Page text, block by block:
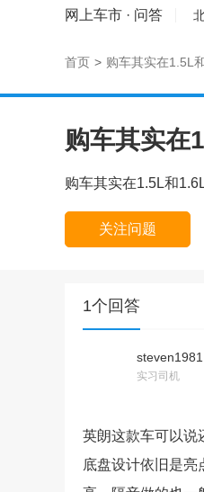
网上车市 · 问答
首页 > 购车其实在1.5L
购车其实在
购车其实在1.5L和
关注问题
1个回答
steven1981
实习司机
英朗这款车可以说
底盘设计依旧是